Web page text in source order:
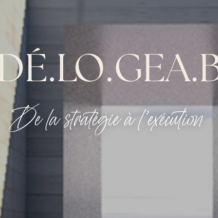
De la stratégie à l’exécution